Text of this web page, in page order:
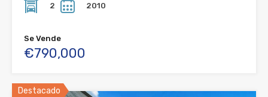
2
2010
Se Vende
€790,000
Destacado